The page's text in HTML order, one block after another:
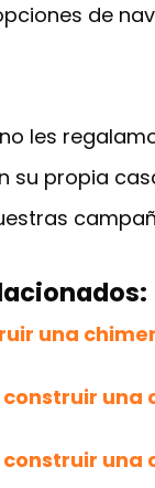
de
les
su propia
una
construir una
construir una